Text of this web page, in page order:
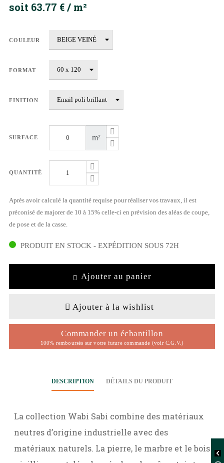
soit 63.77 € / m²
COULEUR
FORMAT
FINITION
SURFACE m²
QUANTITÉ
Après avoir calculé la quantité requise pour réaliser vos travaux, il est
préconisé de majorer de 10 à 15% celle-ci en prévision des aléas de coupe,
de pose et de la casse.
PRODUIT EN STOCK - EXPÉDITION SOUS 72H
Ajouter au panier
Ajouter à la wishlist
Commander un échantillon
100% remboursés sur votre future commande (voir C.G.V.)
DESCRIPTION DÉTAILS DU PRODUIT
La collection Wabi Sabi combine des matériaux
neutres d’origine industrielle avec des
matériaux naturels. La pierre, le marbre et le bois